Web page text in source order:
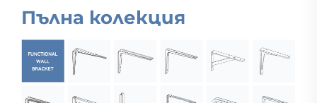
Пълна колекция